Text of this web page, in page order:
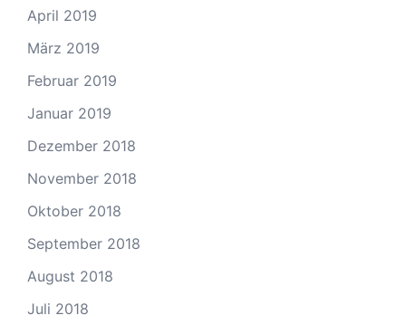
April 2019
März 2019
Februar 2019
Januar 2019
Dezember 2018
November 2018
Oktober 2018
September 2018
August 2018
Juli 2018